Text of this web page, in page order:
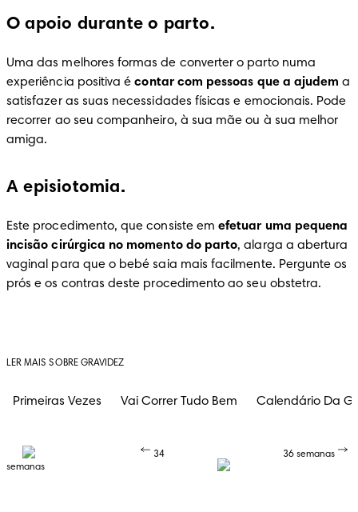
O apoio durante o parto.
Uma das melhores formas de converter o parto numa
experiência positiva é contar com pessoas que a ajudem a
satisfazer as suas necessidades físicas e emocionais. Pode
recorrer ao seu companheiro, à sua mãe ou à sua melhor
amiga.
A episiotomia.
Este procedimento, que consiste em efetuar uma pequena
incisão cirúrgica no momento do parto, alarga a abertura
vaginal para que o bebé saia mais facilmente. Pergunte os
prós e os contras deste procedimento ao seu obstetra.
LER MAIS SOBRE GRAVIDEZ
Primeiras Vezes Vai Correr Tudo Bem Calendário Da
34
semanas
36 semanas